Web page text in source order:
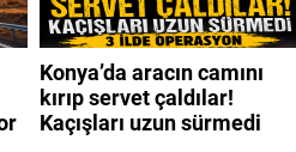
Konya’da aracın camını
kırıp servet çaldılar!
Kaçışları uzun sürmedi